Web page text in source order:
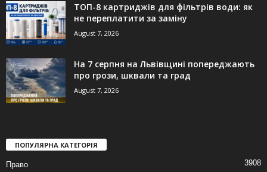
ТОП-8 картриджів для фільтрів води: як
не переплатити за заміну
August 7, 2026
На 7 серпня на Львівщині попереджають
про грози, шквали та град
August 7, 2026
ПОПУЛЯРНА КАТЕГОРІЯ
Право 3908